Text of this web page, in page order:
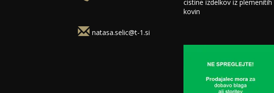
natasa.selic@t-1.si
cistine izdelkov iz plemenitih
kovin